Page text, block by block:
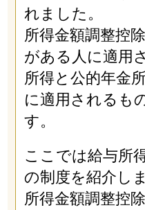
れました。
所得金額調整控
がある人に適用
所得と公的年金
に適用されるも
す。
ここでは給与所
の制度を紹介しま
所得金額調整控